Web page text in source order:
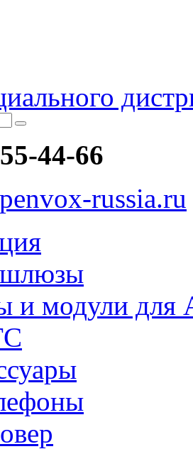
44-66
russia.ru
и модули для